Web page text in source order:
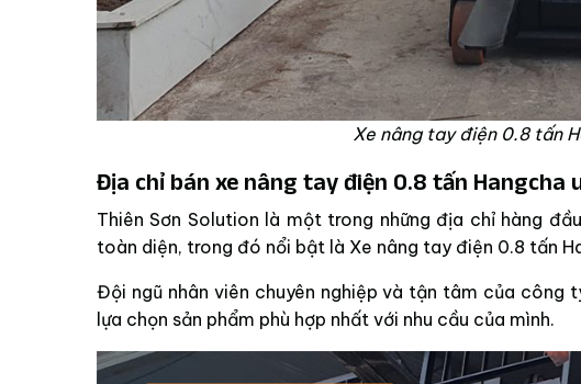
Xe nâng tay điện 0.8 tấn
Địa chỉ bán xe nâng tay điện 0.8 tấn Hangcha
Thiên Sơn Solution là một trong những địa chỉ hàng
toàn diện, trong đó nổi bật là Xe nâng tay điện 0.8 tấn
Đội ngũ nhân viên chuyên nghiệp và tận tâm của công
lựa chọn sản phẩm phù hợp nhất với nhu cầu của mình.